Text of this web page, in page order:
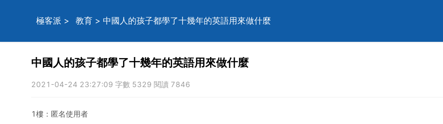
極客派 > 教育 > 中國人的孩子都學了十幾年的英語用來做什麼
中國人的孩子都學了十幾年的英語用來做什麼
2021-04-24 23:27:09 字數 5329 閱讀 7846
1樓：匿名使用者